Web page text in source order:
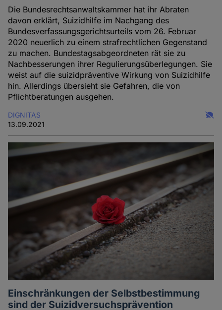
Die Bundesrechtsanwaltskammer hat ihr Abraten
davon erklärt, Suizidhilfe im Nachgang des
Bundesverfassungsgerichtsurteils vom 26. Februar
2020 neuerlich zu einem strafrechtlichen Gegenstand
zu machen. Bundestagsabgeordneten rät sie zu
Nachbesserungen ihrer Regulierungsüberlegungen. Sie
weist auf die suizidpräventive Wirkung von Suizidhilfe
hin. Allerdings übersieht sie Gefahren, die von
Pflichtberatungen ausgehen.
DIGNITAS
13.09.2021
Einschränkungen der Selbstbestimmung
sind der Suizidversuchsprävention
Cookies